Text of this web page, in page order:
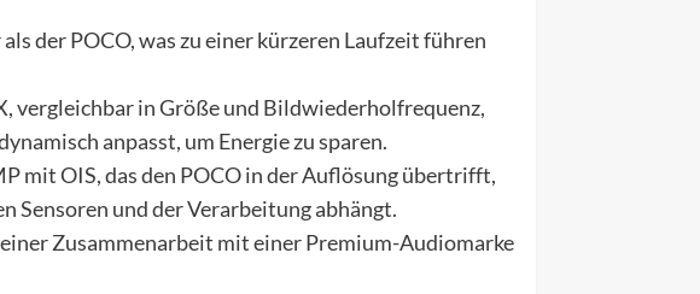
der POCO, was zu einer kürzeren Laufzeit führen
vergleichbar in Größe und Bildwiederholfrequenz,
anpasst, um Energie zu sparen.
mit OIS, das den POCO in der Auflösung übertrifft,
Sensoren und der Verarbeitung abhängt.
Zusammenarbeit mit einer Premium-Audiomarke